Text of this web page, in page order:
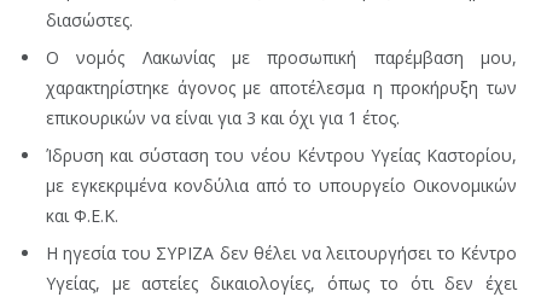
διασώστες.
Ο νομός Λακωνίας με προσωπική παρέμβαση μου,
χαρακτηρίστηκε άγονος με αποτέλεσμα η προκήρυξη των
επικουρικών να είναι για 3 και όχι για 1 έτος.
Ίδρυση και σύσταση του νέου Κέντρου Υγείας Καστορίου,
με εγκεκριμένα κονδύλια από το υπουργείο Οικονομικών
και Φ.Ε.Κ.
Η ηγεσία του ΣΥΡΙΖΑ δεν θέλει να λειτουργήσει το Κέντρο
Υγείας, με αστείες δικαιολογίες, όπως το ότι δεν έχει